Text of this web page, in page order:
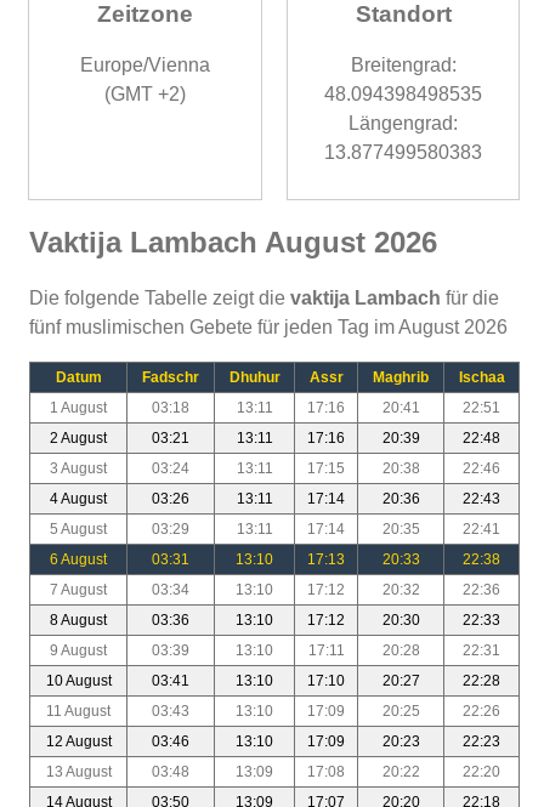
Zeitzone
Europe/Vienna
(GMT +2)
Standort
Breitengrad:
48.094398498535
Längengrad:
13.877499580383
Vaktija Lambach August 2026
Die folgende Tabelle zeigt die vaktija Lambach für die
fünf muslimischen Gebete für jeden Tag im August 2026
Datum Fadschr Dhuhur Assr Maghrib
Ischaa
1 August
03:18 13:11 17:16 20:41
22:51
2 August
03:21 13:11 17:16 20:39
22:48
3 August
03:24 13:11 17:15 20:38
22:46
4 August
03:26 13:11 17:14 20:36
22:43
5 August
03:29 13:11 17:14 20:35
22:41
6 August
03:31 13:10 17:13 20:33
22:38
7 August
03:34 13:10 17:12 20:32
22:36
8 August
03:36 13:10 17:12 20:30
22:33
9 August
03:39 13:10 17:11 20:28
22:31
10 August
03:41 13:10 17:10 20:27
22:28
11 August
03:43 13:10 17:09 20:25
22:26
12 August
03:46 13:10 17:09 20:23
22:23
13 August
03:48 13:09 17:08 20:22
22:20
14 August
03:50 13:09 17:07 20:20 22:18